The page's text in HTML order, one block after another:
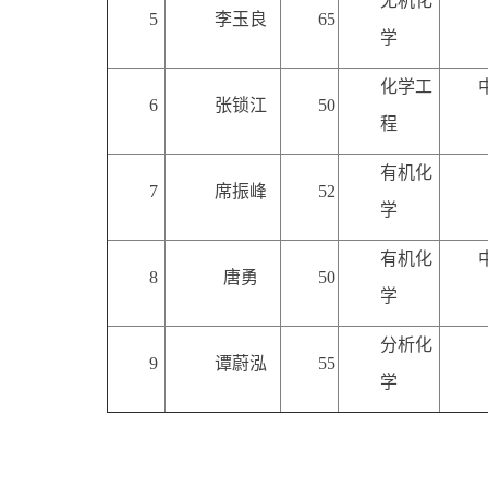
5 李玉良 65
学
6 张锁江 50
化学工
程
中
7 席振峰 52
有机化
学
8 唐勇 50
有机化
学
中
9 谭蔚泓 55
分析化
学